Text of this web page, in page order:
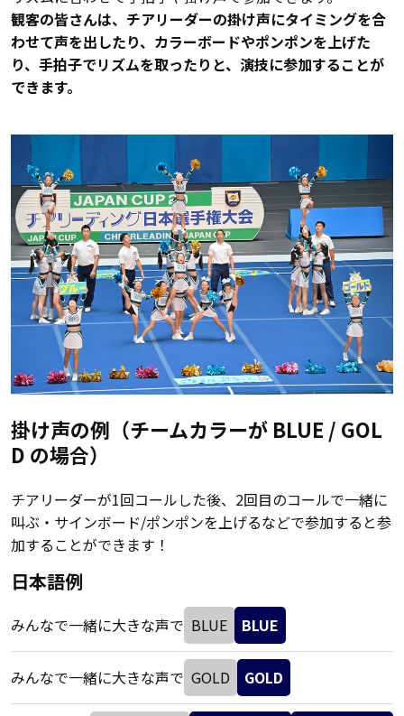
観客の皆さんは、チアリーダーの掛け声にタイミングを合
わせて声を出したり、カラーボードやポンポンを上げた
り、手拍子でリズムを取ったりと、演技に参加することが
できます。
掛け声の例（チームカラーが BLUE / GOL
D の場合）
チアリーダーが1回コールした後、2回目のコールで一緒に
叫ぶ・サインボード/ポンポンを上げるなどで参加すると参
加することができます！
日本語例
みんなで一緒に大きな声で BLUE BLUE
みんなで一緒に大きな声で GOLD GOLD